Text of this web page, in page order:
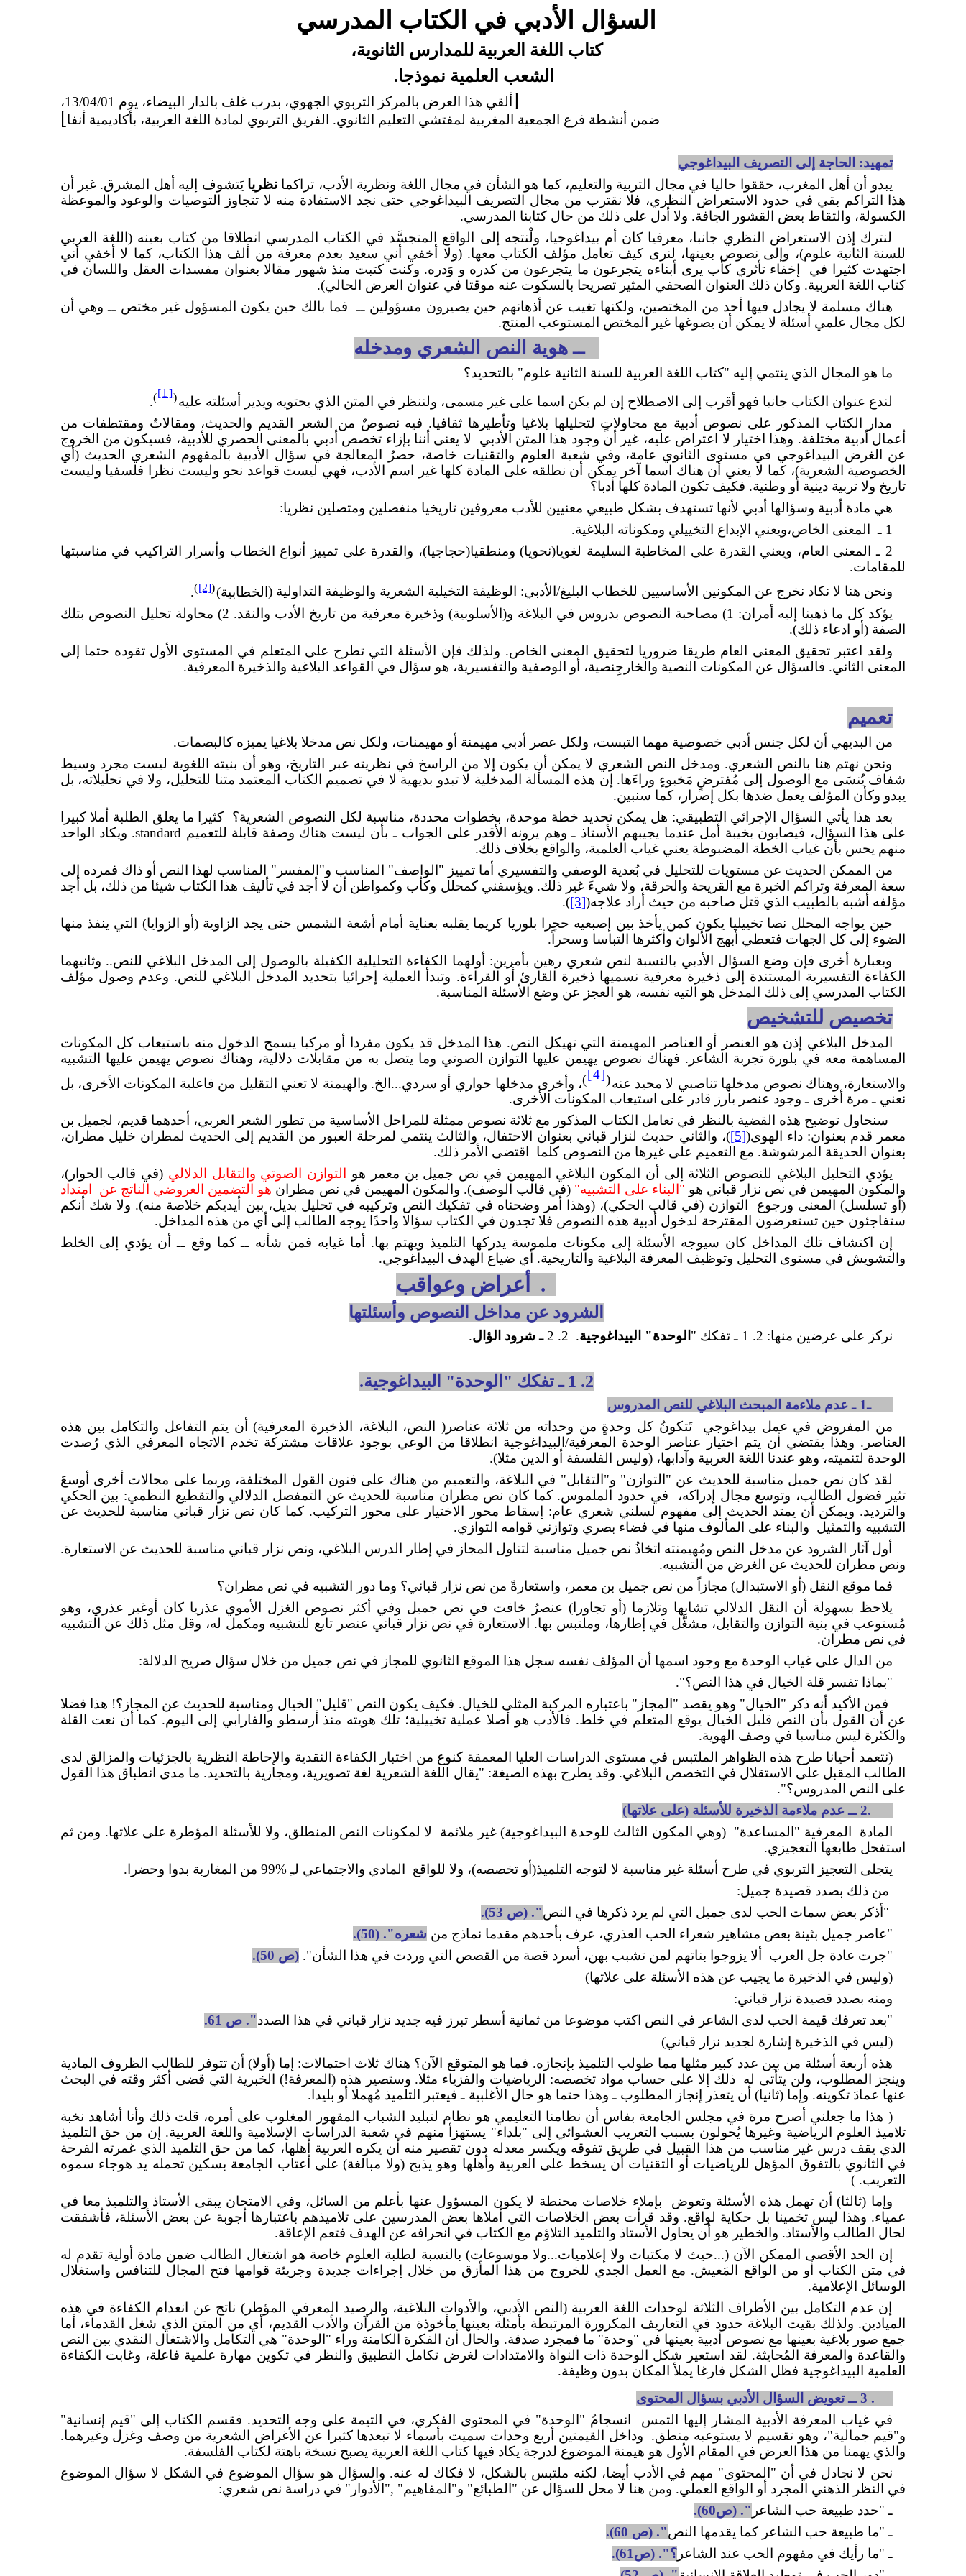
السؤال الأدبي في الكتاب المدرسي
كتاب اللغة العربية للمدارس الثانوية،
الشعب العلمية نموذجا.
[ ألقي هذا العرض بالمركز التربوي الجهوي، بدرب غلف بالدار البيضاء، يوم 13/04/01،
ضمن أنشطة فرع الجمعية المغربية لمفتشي التعليم الثانوي. الفريق التربوي لمادة اللغة العربية، بأكاديمية أنفا]
تمهيد: الحاجة إلى التصريف البيداغوجي
يبدو أن أهل المغرب، حققوا حاليا في مجال التربية والتعليم، كما هو الشأن في مجال اللغة ونظرية الأدب، تراكمانظريا يَتشوف إليه أهل المشرق. غير أن
هذا التراكم بقي في حدود الاستعراض النظري، فلا نقترب من مجال التصريف البيداغوجي حتى نجد الاستفادة منه لا تتجاوز التوصيات والوعود والموعظة
الكسولة، والتقاط بعض القشور الجافة. ولا أدل على ذلك من حال كتابنا المدرسي.
لنترك إذن الاستعراض النظري جانبا، معرفيا كان أم بيداغوجيا، ولْنتجه إلى الواقع المتجسَّد في الكتاب المدرسي انطلاقا من كتاب بعينه (اللغة العربي
للسنة الثانية علوم)، وإلى نصوص بعينها، لنرى كيف تعامل مؤلف الكتاب معها. (ولا أخفي أني سعيد بعدم معرفة من ألف هذا الكتاب، كما لا أخفي أني
اجتهدت كثيرا في
إخفاء تأثري كأب يرى أبناءه يتجرعون ما يتجرعون من كدره و وَدره. وكنت كتبت منذ شهور مقالا بعنوان مفسدات العقل واللسان في
كتاب اللغة العربية. وكان ذلك العنوان الصحفي المثير تصريحا بالسكوت عنه موقتا في عنوان العرض الحالي).
هناك مسلمة لا يجادل فيها أحد من المختصين، ولكنها تغيب عن أذهانهم حين يصيرون مسؤولين ــ
فما بالك حين يكون المسؤول غير مختص ــ وهي أن
لكل مجال علمي أسئلة لا يمكن أن يصوغها غير المختص المستوعب المنتج.
ما هو المجال الذي ينتمي إليه "كتاب اللغة العربية للسنة الثانية علوم" بالتحديد؟
لندع عنوان الكتاب جانبا فهو أقرب إلى الاصطلاح إن لم يكن اسما على غير مسمى، ولننظر في المتن الذي يحتويه ويدير أسئلته عليه(
[1]
)
.
مدار الكتاب المذكور على نصوص أدبية مع محاولاتٍ لتحليلها بلاغيا وتأطيرها ثقافيا. فيه نصوصٌ من الشعر القديم والحديث، ومقالاتٌ ومقتطفات من
أعمال أدبية مختلفة. وهذا اختيار لا اعتراض عليه، غير أن وجود هذا المتن الأدبي
لا يعنى أننا بإزاء تخصص أدبي بالمعنى الحصري للأدبية، فسيكون من الخروج
عن الغرض البيداغوجي في مستوى الثانوي عامة، وفي شعبة العلوم والتقنيات خاصة، حصرُ المعالجة في سؤال الأدبية بالمفهوم الشعري الحديث (أي
الخصوصية الشعرية)، كما لا يعني أن هناك اسما آخر يمكن أن نطلقه على المادة كلها غير اسم الأدب، فهي ليست قواعد نحو وليست نظرا فلسفيا وليست
تاريخ ولا تربية دينية أو وطنية. فكيف تكون المادة كلها أدبا؟
هي مادة أدبية وسؤالها أدبي لأنها تستهدف بشكل طبيعي معنيين للأدب معروفين تاريخيا منفصلين ومتصلين نظريا:
1 ـ
المعنى الخاص،ويعني الإبداع التخييلي ومكوناته البلاغية.
2 ـ المعنى العام، ويعني القدرة على المخاطبة السليمة لغويا(نحويا) ومنطقيا(حجاجيا)، والقدرة على تمييز أنواع الخطاب وأسرار التراكيب في مناسبتها
للمقامات.
ونحن هنا لا نكاد نخرج عن المكونين الأساسيين للخطاب البليغ/الأدبي: الوظيفة التخيلية الشعرية والوظيفة التداولية (الخطابية)(
[2]
)
.
يؤكد كل ما ذهبنا إليه أمران: 1) مصاحبة النصوص بدروس في البلاغة و(الأسلوبية) وذخيرة معرفية من تاريخ الأدب والنقد. 2) محاولة تحليل النصوص بتلك
الصفة (أو ادعاء ذلك).
ولقد اعتبر تحقيق المعنى العام طريقا ضروريا لتحقيق المعنى الخاص. ولذلك فإن الأسئلة التي تطرح على المتعلم في المستوى الأول تقوده حتما إلى
المعنى الثاني. فالسؤال عن المكونات النصية والخارجِنصية، أو الوصفية والتفسيرية، هو سؤال في القواعد البلاغية والذخيرة المعرفية.
تعميم
من البديهي أن لكل جنس أدبي خصوصية مهما التبست، ولكل عصر أدبي مهيمنة أو مهيمنات، ولكل نص مدخلا بلاغيا يميزه كالبصمات.
ونحن نهتم هنا بالنص الشعري. ومدخل النص الشعري لا يمكن أن يكون إلا من الراسخ في نظريته عبر التاريخ، وهو أن بنيته اللغوية ليست مجرد وسيط
شفاف يُنسَى مع الوصول إلى مُفترضٍ مَخبوءٍ وراءَها. إن هذه المسألة المدخلية لا تبدو بديهية لا في تصميم الكتاب المعتمد متنا للتحليل، ولا في تحليلاته، بل
يبدو وكأن المؤلف يعمل ضدها بكل إصرار، كما سنبين.
بعد هذا يأتي السؤال الإجرائي التطبيقي: هل يمكن تحديد خطة موحدة، بخطوات محددة، مناسبة لكل النصوص الشعرية؟
كثيرا ما يعلق الطلبة أملا كبيرا
على هذا السؤال، فيصابون بخيبة أمل عندما يجيبهم الأستاذ ـ وهم يرونه الأقدر على الجواب ـ بأن ليست هناك وصفة قابلة للتعميم standard. ويكاد الواحد
منهم يحس بأن غياب الخطة المضبوطة يعني غياب العلمية، والواقع بخلاف ذلك.
من الممكن الحديث عن مستويات للتحليل في بُعدية الوصفي والتفسيري أما تمييز "الواصف" المناسب و"المفسر" المناسب لهذا النص أو ذاك فمرده إلى
سعة المعرفة وتراكم الخبرة مع القريحة والحرقة، ولا شيءَ غير ذلك. ويؤسفني كمحلل وكأب وكمواطن أن لا أجد في تأليف هذا الكتاب شيئا من ذلك، بل أجد
مؤلفه أشبه بالطبيب الذي قتل صاحبه من حيث أراد علاجه([3]
).
حين يواجه المحلل نصا تخييليا يكون كمن يأخذ بين إصبعيه حجرا بلوريا كريما يقلبه بعناية أمام أشعة الشمس حتى يجد الزاوية (أو الزوايا) التي ينفذ منها
الضوء إلى كل الجهات فتعطي أبهج الألوان وأكثرها التباسا وسحراً.
وبعبارة أخرى فإن وضع السؤال الأدبي بالنسبة لنص شعري رهين بأمرين: أولهما الكفاءة التحليلية الكفيلة بالوصول إلى المدخل البلاغي للنص.. وثانيهما
الكفاءة التفسيرية المستندة إلى ذخيرة معرفية نسميها ذخيرة القارئ أو القراءة. وتبدأ العملية إجرائيا بتحديد المدخل البلاغي للنص. وعدم وصول مؤلف
الكتاب المدرسي إلى ذلك المدخل هو التيه نفسه، هو العجز عن وضع الأسئلة المناسبة.
تخصيص للتشخيص
المدخل البلاغي إذن هو العنصر أو العناصر المهيمنة التي تهيكل النص. هذا المدخل قد يكون مفردا أو مركبا يسمح الدخول منه باستيعاب كل المكونات
المساهمة معه في بلورة تجربة الشاعر. فهناك نصوص يهيمن عليها التوازن الصوتي وما يتصل به من مقابلات دلالية، وهناك نصوص يهيمن عليها التشبيه
والاستعارة، وهناك نصوص مدخلها تناصبي لا محيد عنه(
[4]
)، وأخرى مدخلها حواري أو سردي...الخ. والهيمنة لا تعني التقليل من فاعلية المكونات الأخرى، بل
نعني ـ مرة أخرى ـ وجود عنصر بارز قادر على استيعاب المكونات الأخرى.
سنحاول توضيح هذه القضية بالنظر في تعامل الكتاب المذكور مع ثلاثة نصوص ممثلة للمراحل الأساسية من تطور الشعر العربي، أحدهما قديم، لجميل بن
معمر قدم بعنوان: داء الهوى(
[5])، والثاني حديث لنزار قباني بعنوان الاحتفال، والثالث ينتمي لمرحلة العبور من القديم إلى الحديث لمطران خليل مطران،
بعنوان الحديقة المرشوشة. مع التعميم على غيرها من النصوص كلما
اقتضى الأمر ذلك.
يؤدي التحليل البلاغي للنصوص الثلاثة إلى أن المكون البلاغي المهيمن في نص جميل بن معمر هو
التوازن الصوتي والتقابل الدلالي (في قالب الحوار)،
والمكون المهيمن في نص نزار قباني هو "البناء على التشبيه" (في قالب الوصف). والمكون المهيمن في نص مطران هو التضمين العروضي الناتج عن
امتداد
(أو تسلسل) المعنى ورجوع
التوازن (في قالب الحكي)، (وهذا أمر وضحناه في تفكيك النص وتركيبه في تحليل بديل، بين أيديكم خلاصة منه). ولا شك أنكم
ستفاجئون حين تستعرضون المقترحة لدخول أدبية هذه النصوص فلا تجدون في الكتاب سؤالا واحدًا يوجه الطالب إلى أي من هذه المداخل.
إن اكتشاف تلك المداخل كان سيوجه الأسئلة إلى مكونات ملموسة يدركها التلميذ ويهتم بها. أما غيابه فمن شأنه ــ كما وقع ــ أن يؤدي إلى الخلط
والتشويش في مستوى التحليل وتوظيف المعرفة البلاغية والتاريخية. أي ضياع الهدف البيداغوجي.
أعراض وعواقب
الشرود عن مداخل النصوص وأسئلتها
نركز على عرضين منها: 2. 1 ـ تفكك " الوحدة" البيداغوجية.
2. 2 ـشرود الؤال.
2. 1 ـ تفكك "الوحدة" البيداغوجية.
عدم ملاءمة المبحث البلاغي للنص المدروس
من المفروض في عمل بيداغوجي
تَتكونُ كل وحدةٍ من وحداته من ثلاثة عناصر( النص، البلاغة، الذخيرة المعرفية) أن يتم التفاعل والتكامل بين هذه
العناصر. وهذا يقتضي أن يتم اختيار عناصر الوحدة المعرفية/البيداغوجية انطلاقا من الوعي بوجود علاقات مشتركة تخدم الاتجاه المعرفي الذي رُصدت
الوحدة لتنميته، وهو عندنا اللغة العربية وآدابها، (وليس الفلسفة أو الدين مثلا).
لقد كان نص جميل مناسبة للحديث عن "التوازن" و"التقابل" في البلاغة، والتعميم من هناك على فنون القول المختلفة، وربما على مجالات أخرى أوسعَ
تثير فضول الطالب، وتوسع مجال إدراكه،
في حدود الملموس. كما كان نص مطران مناسبة للحديث عن التمفصل الدلالي والتقطيع النظمي: بين الحكي
والترديد. ويمكن أن يمتد الحديث إلى مفهوم لسلني شعري عام: إسقاط محور الاختيار على محور التركيب. كما كان نص نزار قباني مناسبة للحديث عن
التشبيه والتمثيل والبناء على المألوف منها في فضاء بصري وتوازني قوامه التوازي.
أول آثار الشرود عن مدخل النص ومُهيمنته اتخاذُ نص جميل مناسبة لتناول المجاز في إطار الدرس البلاغي، ونص نزار قباني مناسبة للحديث عن الاستعارة.
ونص مطران للحديث عن الغرض من التشبيه.
فما موقع النقل (أو الاستبدال) مجازاً من نص جميل بن معمر، واستعارةً من نص نزار قباني؟ وما دور التشبيه في نص مطران؟
يلاحظ بسهولة أن النقل الدلالي تشابها وتلازما (أو تجاورا) عنصرٌ خافت في نص جميل وفي أكثر نصوص الغزل الأموي عذريا كان أوغير عذري، وهو
مُستوعب في بنية التوازن والتقابل، مشغَّل في إطارها، وملتبس بها. الاستعارة في نص نزار قباني عنصر تابع للتشبيه ومكمل له، وقل مثل ذلك عن التشبيه
في نص مطران.
من الدال على غياب الوحدة مع وجود اسمها أن المؤلف نفسه سجل هذا الموقع الثانوي للمجاز في نص جميل من خلال سؤال صريح الدلالة:
"بماذا تفسر قلة الخيال في هذا النص؟".
فمن الأكيد أنه ذكر "الخيال" وهو يقصد "المجاز" باعتباره المركبة المثلى للخيال. فكيف يكون النص "قليل" الخيال ومناسبة للحديث عن المجاز؟! هذا فضلا
عن أن القول بأن النص قليل الخيال يوقع المتعلم في خلط. فالأدب هو أصلا عملية تخييلية؛ تلك هويته منذ أرسطو والفارابي إلى اليوم. كما أن نعت القلة
والكثرة ليس مناسبا في وصف الهوية.
(نتعمد أحيانا طرح هذه الظواهر الملتبس في مستوى الدراسات العليا المعمقة كنوع من اختبار الكفاءة النقدية والإحاطة النظرية بالجزئيات والمزالق لدى
الطالب المقبل على الاستقلال في التخصص البلاغي. وقد يطرح بهذه الصيغة: "يقال اللغة الشعرية لغة تصويرية، ومجازية بالتحديد. ما مدى انطباق هذا القول
على النص المدروس؟".
عدم ملاءمة الذخيرة للأسئلة (على علاتها)
المادة
المعرفية "المساعدة" (وهي المكون الثالث للوحدة البيداغوجية) غير ملائمة
لا لمكونات النص المنطلق، ولا للأسئلة المؤطرة على علاتها. ومن ثم
استفحل طابعها التعجيزي.
يتجلى التعجيز التربوي في طرح أسئلة غير مناسبة لا لتوجه التلميذ(أو تخصصه)، ولا للواقع
المادي والاجتماعي لـِ %99 من المغاربة بدوا وحضرا.
من ذلك بصدد قصيدة جميل:
"أذكر بعض سمات الحب لدى جميل التي لم يرد ذكرها في النص". (ص 53).
"عاصر جميل بثينة بعض مشاهير شعراء الحب العذري، عرف بأحدهم مقدما نماذج من شعره". (50).
"جرت عادة جل العرب
ألا يزوجوا بناتهم لمن تشبب بهن، أسرد قصة من القصص التي وردت في هذا الشأن".(ص 50).
(وليس في الذخيرة ما يجيب عن هذه الأسئلة على علاتها)
ومنه بصدد قصيدة نزار قباني:
"بعد تعرفك قيمة الحب لدى الشاعر في النص اكتب موضوعا من ثمانية أسطر تبرز فيه جديد نزار قباني في هذا الصدد". ص 61.
(ليس في الذخيرة إشارة لجديد نزار قباني)
هذه أربعة أسئلة من بين عدد كبير مثلها مما طولب التلميذ بإنجازه. فما هو المتوقع الآن؟ هناك ثلاث احتمالات: إما (أولا) أن تتوفر للطالب الظروف المادية
وينجز المطلوب، ولن يتأتى له ذلك إلا على حساب مواد تخصصه: الرياضيات والفزياء مثلا. وستصير هذه (المعرفة!) الخبرية التي قضى أكثر وقته في البحث
عنها عمادَ تكوينه. وإما (ثانيا) أن يتعذر إنجاز المطلوب ـ وهذا حتما هو حال الأغلبية ـ فيعتبر التلميذ مُهملا أو بليدا.
( هذا ما جعلني أصرح مرة في مجلس الجامعة بفاس أن نظامنا التعليمي هو نظام لتبليد الشباب المقهور المغلوب على أمره، قلت ذلك وأنا أشاهد نخبة
تلاميذ العلوم الرياضية وغيرها يُحولون بسبب التعريب العشوائي إلى "بلداء" يستهزأ منهم في شعبة الدراسات الإسلامية واللغة العربية. إن من حق التلميذ
الذي يقف درس غير مناسب من هذا القبيل في طريق تفوقه ويكسر معدله دون تقصير منه أن يكره العربية أهلها، كما من حق التلميذ الذي غمرته الفرحة
في الثانوي بالتفوق المؤهل للرياضيات أو التقنيات أن يسخط على العربية وأهلها وهو يذبح (ولا مبالغة) على أعتاب الجامعة بسكين تحمله يد هوجاء سموه
التعريب. )
وإما (ثالثا) أن تهمل هذه الأسئلة وتعوض
بإملاء خلاصات محنطة لا يكون المسؤول عنها بأعلم من السائل، وفي الامتحان يبقى الأستاذ والتلميذ معا في
عمياء. وهذا ليس تخمينا بل حكاية لواقع. وقد قرأت بعض الخلاصات التي أملاها بعض المدرسين على تلاميذهم باعتبارها أجوبة عن بعض الأسئلة، فأشفقت
لحال الطالب والأستاذ. والخطير هو أن يحاول الأستاذ والتلميذ التلاؤم مع الكتاب في انحرافه عن الهدف فتعم الإعاقة.
إن الحد الأقصى الممكن الآن (...حيث لا مكتبات ولا إعلاميات...ولا موسوعات) بالنسبة لطلبة العلوم خاصة هو اشتغال الطالب ضمن مادة أولية تقدم له
في متن الكتاب أو من الواقع المَعيش. مع العمل الجدي للخروج من هذا المأزق من خلال إجراءات جديدة وجريئة قوامها فتح المجال للتنافس واستغلال
الوسائل الإعلامية.
إن عدم التكامل بين الأطراف الثلاثة لوحدات اللغة العربية (النص الأدبي، والأدوات البلاغية، والرصيد المعرفي المؤطر) ناتج عن انعدام الكفاءة في هذه
الميادين. ولذلك بقيت البلاغة حدود في التعاريف المكرورة المرتبطة بأمثلة بعينها مأخوذة من القرآن والأدب القديم، أي من المتن الذي شغل القدماء، أما
جمع صور بلاغية بعينها مع نصوص أدبية بعينها في "وحدة" ما فمجرد صدفة. والحال أن الفكرة الكامنة وراء "الوحدة" هي التكامل والاشتغال النقدي بين النص
والقاعدة والمعرفة المُحايثة. لقد استعير شكل الوحدة ذات النواة والامتدادات لغرض تكامل التطبيق والنظر في تكوين مهارة علمية فاعلة، وغابت الكفاءة
العلمية البيداغوجية فظل الشكل فارغا يملأ المكان بدون وظيفة.
في غياب المعرفة الأدبية المشار إليها التمس
انسجامُ "الوحدة" في المحتوى الفكري، في التيمة على وجه التحديد. فقسم الكتاب إلى "قيم إنسانية"
و"قيم جمالية"، وهو تقسيم لا يستوعبه منطق.
وداخل القيمتين أربع وحدات سميت بأسماء لا تبعدها كثيرا عن الأغراض الشعرية من وصف وغزل وغيرهما.
والذي يهمنا من هذا العرض في المقام الأول هو هيمنة الموضوع لدرجة يكاد فيها كتاب اللغة العربية يصبح نسخة باهتة لكتاب الفلسفة.
نحن لا نجادل في أن "المحتوى" مهم في الأدب أيضا، لكنه ملتبس بالشكل، لا فكاك له عنه. والسؤال هو سؤال الموضوع في الشكل لا سؤال الموضوع
في النظر الذهني المجرد أو الواقع العملي. ومن هنا لا محل للسؤال عن "الطبائع" و"المفاهيم" ,"الأدوار" في دراسة نص شعري:
ـ "حدد طبيعة حب الشاعر ". (ص60).
ـ "ما طبيعة حب الشاعر كما يقدمها النص". (ص 60).
ـ "ما رأيك في مفهوم الحب عند الشاعر؟". (ص61).